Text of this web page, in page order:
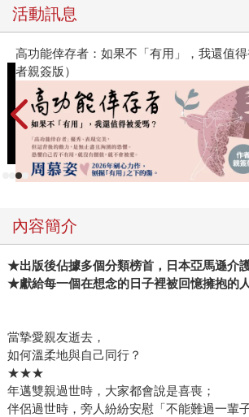
活動訊息
高功能倖存者：如果不「有用」，我還值
者親簽版）
內容簡介
★出版後佔據多個分類榜首，日本亞馬遜介
★獻給每一個在想念的日子裡被回憶擁抱的人
當摯愛親友逝去，
如何溫柔地與自己同行？
★★★
年邁雙親過世時，大家都會說是喜喪；
伴侶過世時，旁人紛紛安慰「不能難過一